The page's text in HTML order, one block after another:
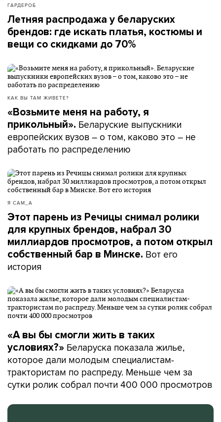
ГАРДЕРОБ
Летняя распродажа у беларуских
брендов: где искать платья, костюмы и
вещи со скидками до 70%
КАК ВЫ ТАМ ЖИВЕТЕ?
«Возьмите меня на работу, я
прикольный». Беларуские выпускники
европейских вузов – о том, каково это – не
работать по распределению
Я САМ_А
Этот парень из Речицы снимал ролики
для крупных брендов, набрал 30
миллиардов просмотров, а потом открыл
собственный бар в Минске. Вот его
история
«А вы бы смогли жить в таких
условиях?» Беларуска показала жилье,
которое дали молодым специалистам-
трактористам по распреду. Меньше чем за
сутки ролик собрал почти 400 000 просмотров